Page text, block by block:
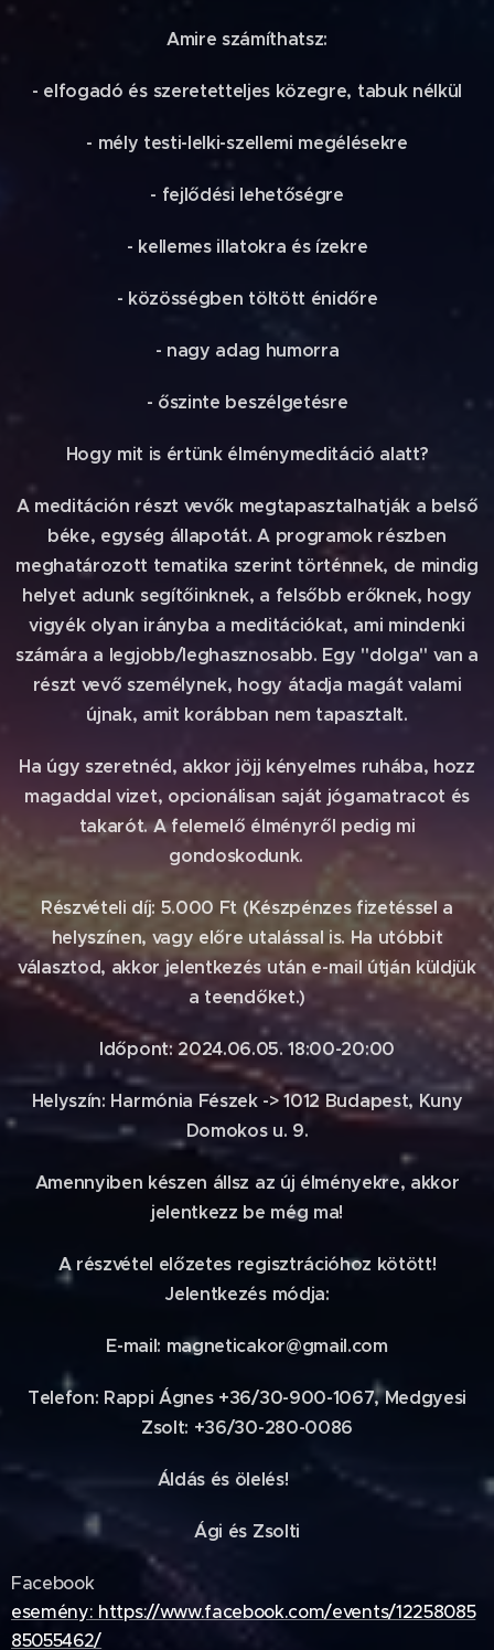
Amire számíthatsz:
- elfogadó és szeretetteljes közegre, tabuk nélkül
- mély testi-lelki-szellemi megélésekre
- fejlődési lehetőségre
- kellemes illatokra és ízekre
- közösségben töltött énidőre
- nagy adag humorra
- őszinte beszélgetésre
Hogy mit is értünk élménymeditáció alatt?
A meditáción részt vevők megtapasztalhatják a belső
béke, egység állapotát. A programok részben
meghatározott tematika szerint történnek, de mindig
helyet adunk segítőinknek, a felsőbb erőknek, hogy
vigyék olyan irányba a meditációkat, ami mindenki
számára a legjobb/leghasznosabb. Egy "dolga" van a
részt vevő személynek, hogy átadja magát valami
újnak, amit korábban nem tapasztalt.
Ha úgy szeretnéd, akkor jöjj kényelmes ruhába, hozz
magaddal vizet, opcionálisan saját jógamatracot és
takarót. A felemelő élményről pedig mi
gondoskodunk.😉
Részvételi díj: 5.000 Ft (Készpénzes fizetéssel a
helyszínen, vagy előre utalással is. Ha utóbbit
választod, akkor jelentkezés után e-mail útján küldjük
a teendőket.)
Időpont: 2024.06.05. 18:00-20:00
Helyszín: Harmónia Fészek -> 1012 Budapest, Kuny
Domokos u. 9.
Amennyiben készen állsz az új élményekre, akkor
jelentkezz be még ma!
A részvétel előzetes regisztrációhoz kötött!
Jelentkezés módja:
E-mail: magneticakor@gmail.com
Telefon: Rappi Ágnes +36/30-900-1067, Medgyesi
Zsolt: +36/30-280-0086
Áldás és ölelés! ❤️🫂
Ági és Zsolti
Facebook
esemény: https://www.facebook.com/events/12258085
85055462/